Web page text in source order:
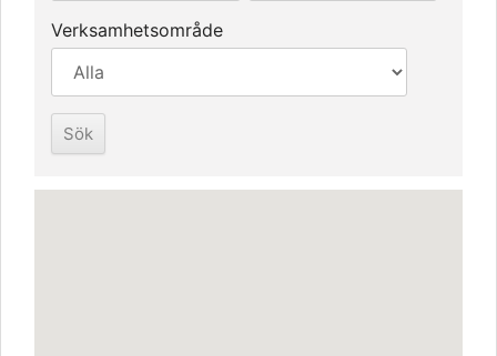
Verksamhetsområde